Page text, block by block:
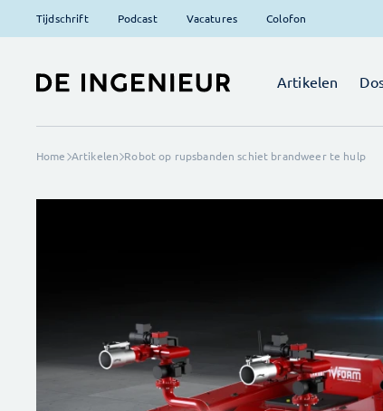
Tijdschrift Podcast Vacatures Colofon
Artikelen
Home Artikelen Robot op rupsbanden schiet brandweer te hulp